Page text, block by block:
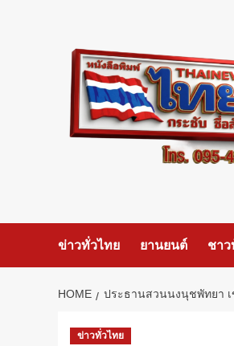
ข่าวทั่วไทย ยานยนต์ ชา
HOME ประธานสวนนงนุชพัทยา
ข่าวทั่วไทย